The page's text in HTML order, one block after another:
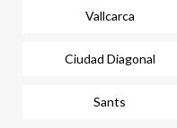
Vallcarca
Ciudad Diagonal
Sants